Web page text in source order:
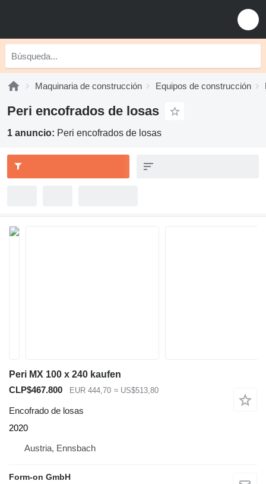
Maquinaria de construcción Equipos de construcción
Peri encofrados de losas
1 anuncio: Peri encofrados de losas
Peri MX 100 x 240 kaufen
CLP$467.800
EUR 444,70 ≈ US$513,80
Encofrado de losas
2020
Austria, Ennsbach
Form-on GmbH